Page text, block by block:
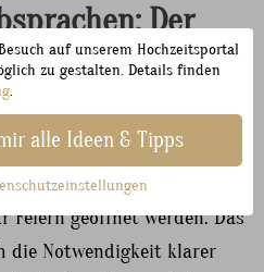
Der
der Planung
im Oberbergischen sind
sondern Höfe, Scheunen
Feiern geöffnet werden. Das
die Notwendigkeit klarer
auf unserem Hochzeitsportal
zu gestalten. Details finden
.
alle Ideen & Tipps